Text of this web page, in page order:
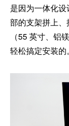
是因为一体化
部的支架拼上
（55 英寸、铝
轻松搞定安装的。